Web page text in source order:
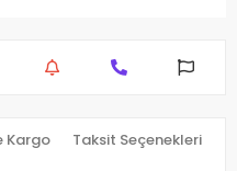
Kargo Taksit Seçenekleri